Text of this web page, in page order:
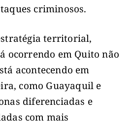
criminosos.
territorial,
ocorrendo em Quito não
acontecendo em
como Guayaquil e
diferenciadas e
com mais